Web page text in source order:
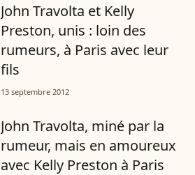
John Travolta et Kelly
Preston, unis : loin des
rumeurs, à Paris avec leur
fils
13 septembre 2012
John Travolta, miné par la
rumeur, mais en amoureux
avec Kelly Preston à Paris